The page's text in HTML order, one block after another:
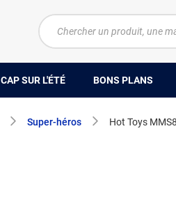
CAP SUR L'ÉTÉ BONS PLANS
Super-héros Hot Toys